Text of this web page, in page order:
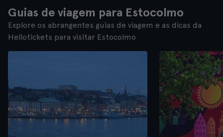
Guias de viagem para Estocolmo
Explore os abrangentes guias de viagem e as dicas da
Hellotickets para visitar Estocolmo